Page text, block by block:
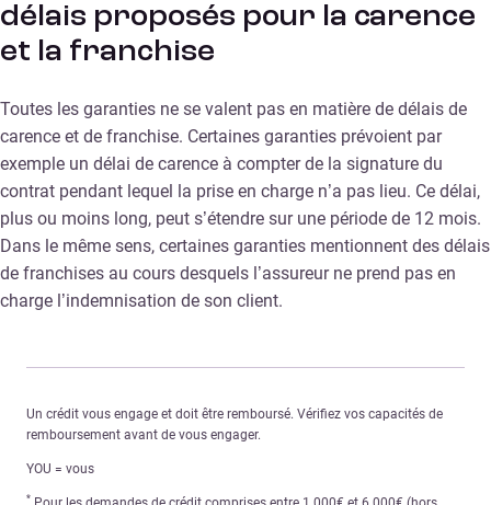
délais proposés pour la carence
et la franchise
Toutes les garanties ne se valent pas en matière de délais de
carence et de franchise. Certaines garanties prévoient par
exemple un délai de carence à compter de la signature du
contrat pendant lequel la prise en charge n’a pas lieu. Ce délai,
plus ou moins long, peut s’étendre sur une période de 12 mois.
Dans le même sens, certaines garanties mentionnent des délais
de franchises au cours desquels l’assureur ne prend pas en
charge l’indemnisation de son client.
Un crédit vous engage et doit être remboursé. Vérifiez vos capacités de
remboursement avant de vous engager.
YOU = vous
*